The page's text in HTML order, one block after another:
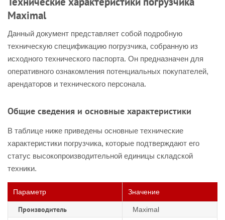
Maximal
Данный документ представляет собой подробную
техническую спецификацию погрузчика, собранную из
исходного технического паспорта. Он предназначен для
оперативного ознакомления потенциальных покупателей,
арендаторов и технического персонала.
Общие сведения и основные характеристики
В таблице ниже приведены основные технические
характеристики погрузчика, которые подтверждают его
статус высокопроизводительной единицы складской
техники.
Параметр Значение
Производитель Maximal